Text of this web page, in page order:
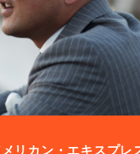
リカン・エキスプレ